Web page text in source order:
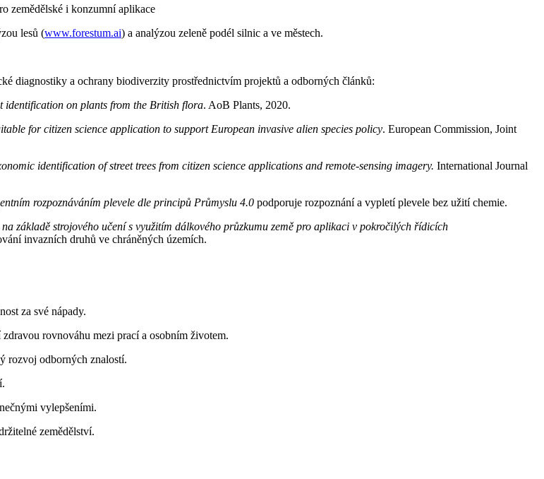
zemědělské i konzumní aplikace
lesů (www.forestum.ai) a analýzou zeleně podél silnic a ve městech.
diagnostiky a ochrany biodiverzity prostřednictvím projektů a odborných článků:
identification on plants from the British flora. AoB Plants, 2020.
for citizen science application to support European invasive alien species policy. European Commission, Joint
identification of street trees from citizen science applications and remote-sensing imagery. International Journal
rozpoznáváním plevele dle principů Průmyslu 4.0 podporuje rozpoznání a vypletí plevele bez užití chemie.
základě strojového učení s využitím dálkového průzkumu země pro aplikaci v pokročilých řídicích
invazních druhů ve chráněných územích.
za své nápady.
rovnováhu mezi prací a osobním životem.
rozvoj odborných znalostí.
vylepšeními.
zemědělství.